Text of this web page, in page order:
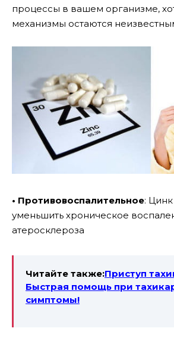
процессы в вашем организме,
механизмы остаются
• Противовоспалительное:
уменьшить хроническое
атеросклероза
Читайте также:Приступ
Быстрая помощь при
симптомы!